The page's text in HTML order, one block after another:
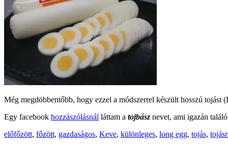
Még megdöbbentőbb, hogy ezzel a módszerrel készült hosszú tojást
Egy facebook hozzászólásnál láttam a tojbász nevet, ami igazán
előfőzött, főzött, gazdaságos, Keve, különleges, long egg, tojás,